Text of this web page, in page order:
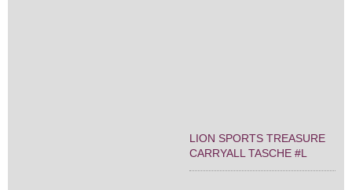
LION SPORTS TREASURE
CARRYALL TASCHE #L